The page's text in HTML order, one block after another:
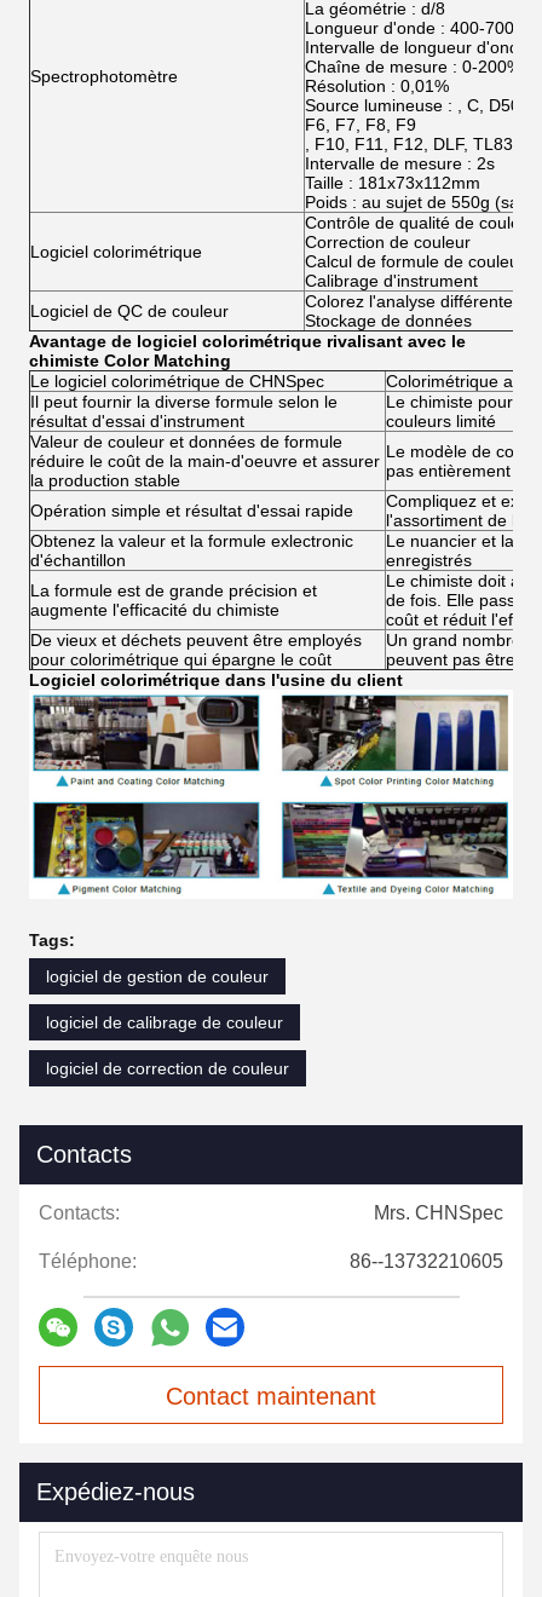
Spectrophotomètre
La géométrie : d/8
Longueur d'onde : 400-700nm
Intervalle de longueur d'onde
Chaîne de mesure : 0-200%
Résolution : 0,01%
Source lumineuse : , C, D50,
F6, F7, F8, F9
, F10, F11, F12, DLF, TL83,
Intervalle de mesure : 2s
Taille : 181x73x112mm
Poids : au sujet de 550g
Logiciel colorimétrique
Contrôle de qualité de couleur
Correction de couleur
Calcul de formule de couleur
Calibrage d'instrument
Logiciel de QC de couleur
Colorez l'analyse différente
Stockage de données
Avantage de logiciel colorimétrique rivalisant avec le
chimiste Color Matching
Le logiciel colorimétrique de CHNSpec
Colorimétrique
Il peut fournir la diverse formule selon le
résultat d'essai d'instrument
Le chimiste
couleurs limité
Valeur de couleur et données de formule
réduire le coût de la main-d'oeuvre et assurer
la production stable
Le modèle de
pas entièrement de
Opération simple et résultat d'essai rapide
Compliquez et
l'assortiment de
Obtenez la valeur et la formule exlectronic
d'échantillon
Le nuancier et la
enregistrés
La formule est de grande précision et
augmente l'efficacité du chimiste
Le chimiste doit
de fois. Elle passe
coût et réduit
De vieux et déchets peuvent être employés
pour colorimétrique qui épargne le coût
Un grand nombre
peuvent pas être
Logiciel colorimétrique dans l'usine du client
Tags:
logiciel de gestion de couleur
logiciel de calibrage de couleur
logiciel de correction de couleur
Contacts
Contacts: Mrs. CHNSpec
Téléphone: 86--13732210605
Contact maintenant
Expédiez-nous